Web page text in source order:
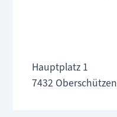
Hauptplatz 1
7432 Oberschützen